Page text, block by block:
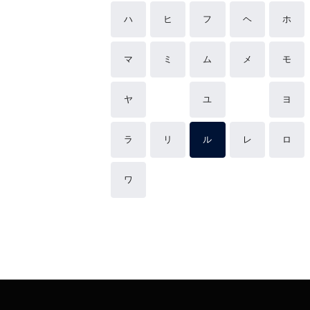
ハ ヒ フ ヘ ホ
マ ミ ム メ モ
ヤ ユ ヨ
ラ リ ル レ ロ
ワ